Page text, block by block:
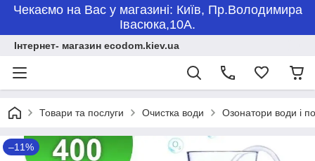
Чекаємо на Вас у магазині: Київ, Пр.Володимира
Івасюка,10А.
Інтернет- магазин ecodom.kiev.ua
Товари та послуги Очистка води Озонатори води і
–11%